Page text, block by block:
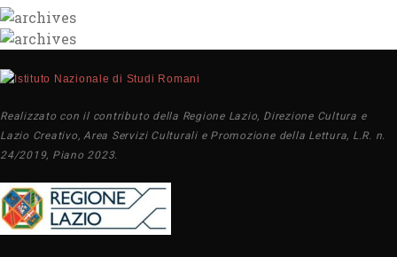
Realizzato con il contributo della Regione Lazio, Direzione Cultura e
Lazio Creativo, Area Servizi Culturali e Promozione della Lettura, L.R. n.
24/2019, Piano 2023.